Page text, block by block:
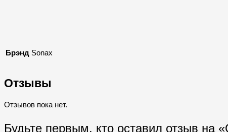
Брэнд Sonax
Отзывы
Отзывов пока нет.
Будьте первым, кто оставил отзыв на